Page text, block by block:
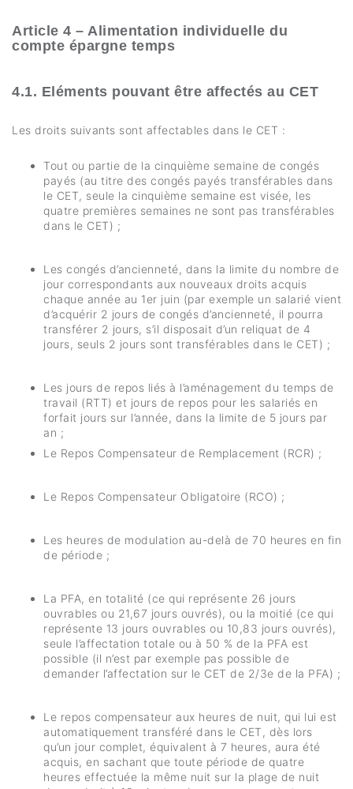
Article 4 – Alimentation individuelle du
compte épargne temps
4.1. Eléments pouvant être affectés au CET
Les droits suivants sont affectables dans le CET :
Tout ou partie de la cinquième semaine de congés
payés (au titre des congés payés transférables dans
le CET, seule la cinquième semaine est visée, les
quatre premières semaines ne sont pas transférables
dans le CET) ;
Les congés d’ancienneté, dans la limite du nombre de
jour correspondants aux nouveaux droits acquis
chaque année au 1er juin (par exemple un salarié vient
d’acquérir 2 jours de congés d’ancienneté, il pourra
transférer 2 jours, s’il disposait d’un reliquat de 4
jours, seuls 2 jours sont transférables dans le CET) ;
Les jours de repos liés à l’aménagement du temps de
travail (RTT) et jours de repos pour les salariés en
forfait jours sur l’année, dans la limite de 5 jours par
an ;
Le Repos Compensateur de Remplacement (RCR) ;
Le Repos Compensateur Obligatoire (RCO) ;
Les heures de modulation au-delà de 70 heures en fin
de période ;
La PFA, en totalité (ce qui représente 26 jours
ouvrables ou 21,67 jours ouvrés), ou la moitié (ce qui
représente 13 jours ouvrables ou 10,83 jours ouvrés),
seule l’affectation totale ou à 50 % de la PFA est
possible (il n’est par exemple pas possible de
demander l’affectation sur le CET de 2/3e de la PFA) ;
Le repos compensateur aux heures de nuit, qui lui est
automatiquement transféré dans le CET, dès lors
qu’un jour complet, équivalent à 7 heures, aura été
acquis, en sachant que toute période de quatre
heures effectuée la même nuit sur la plage de nuit